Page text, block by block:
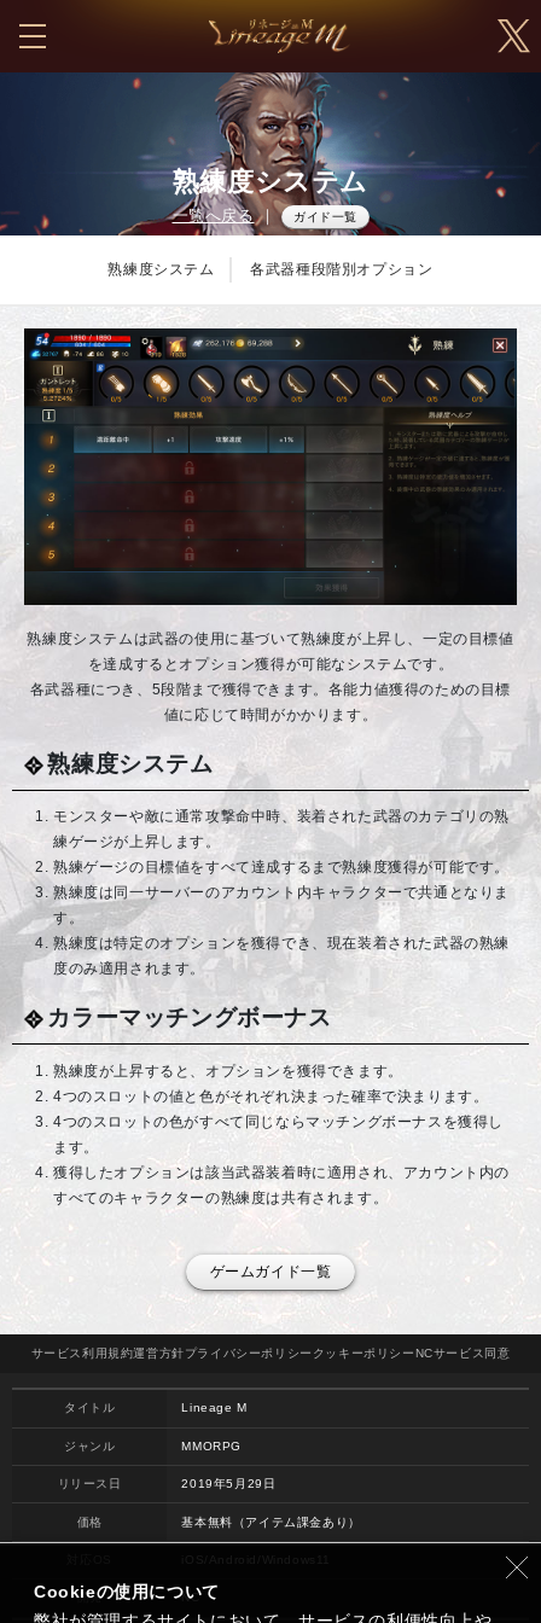
熟練度システム
一覧へ戻る｜ ガイド一覧
熟練度システム 各武器種段階別オプション
熟練度システムは武器の使用に基づいて熟練度が上昇し、一定の目標値
を達成するとオプション獲得が可能なシステムです。
各武器種につき、5段階まで獲得できます。各能力値獲得のための目標
値に応じて時間がかかります。
熟練度システム
モンスターや敵に通常攻撃命中時、装着された武器のカテゴリの熟
練ゲージが上昇します。
熟練ゲージの目標値をすべて達成するまで熟練度獲得が可能です。
熟練度は同一サーバーのアカウント内キャラクターで共通となりま
す。
熟練度は特定のオプションを獲得でき、現在装着された武器の熟練
度のみ適用されます。
カラーマッチングボーナス
熟練度が上昇すると、オプションを獲得できます。
4つのスロットの値と色がそれぞれ決まった確率で決まります。
4つのスロットの色がすべて同じならマッチングボーナスを獲得し
ます。
獲得したオプションは該当武器装着時に適用され、アカウント内の
すべてのキャラクターの熟練度は共有されます。
ゲームガイド一覧
サービス 利用規約運営方針プライバシーポリシー クッキーポリシーNCサービス 同意
タイトル Lineage M
ジャンル MMORPG
リリース日 2019年5月29日
価格 基本無料（アイテム課金あり）
開発 NC
Cookieの使用について